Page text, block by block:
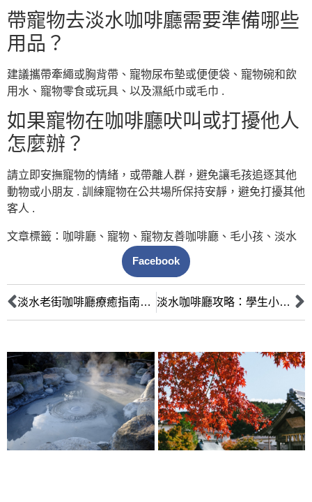
帶寵物去淡水咖啡廳需要準備哪些
用品？
建議攜帶牽繩或胸背帶、寵物尿布墊或便便袋、寵物碗和飲
用水、寵物零食或玩具、以及濕紙巾或毛巾 .
如果寵物在咖啡廳吠叫或打擾他人
怎麼辦？
請立即安撫寵物的情緒，或帶離人群，避免讓毛孩追逐其他
動物或小朋友 . 訓練寵物在公共場所保持安靜，避免打擾其他
客人 .
文章標籤： 咖啡廳 、 寵物 、 寵物友善咖啡廳 、 毛小孩 、 淡水
Facebook
淡水老街咖啡廳療癒指南：甜點、輕食、特色下午茶巡禮 淡水咖啡廳攻略：學生小資族也能輕鬆享受的高CP值選擇